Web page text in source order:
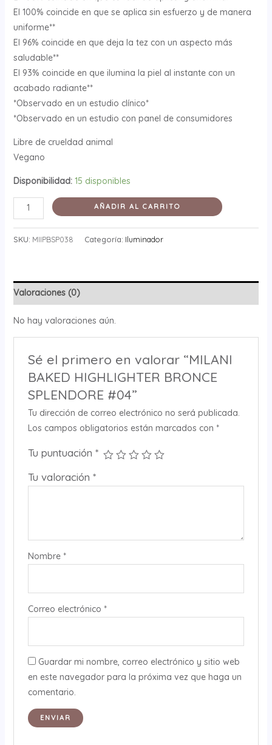
El 100% coincide en que se aplica sin esfuerzo y de manera
uniforme**
El 96% coincide en que deja la tez con un aspecto más
saludable**
El 93% coincide en que ilumina la piel al instante con un
acabado radiante**
*Observado en un estudio clínico*
*Observado en un estudio con panel de consumidores
Libre de crueldad animal
Vegano
Disponibilidad: 15 disponibles
AÑADIR AL CARRITO
SKU: MIIPBSP038 Categoría: Iluminador
Valoraciones (0)
No hay valoraciones aún.
Sé el primero en valorar “MILANI
BAKED HIGHLIGHTER BRONCE
SPLENDORE #04”
Tu dirección de correo electrónico no será publicada.
Los campos obligatorios están marcados con *
Tu puntuación *
Tu valoración *
Nombre *
Correo electrónico *
Guardar mi nombre, correo electrónico y sitio web
en este navegador para la próxima vez que haga un
comentario.